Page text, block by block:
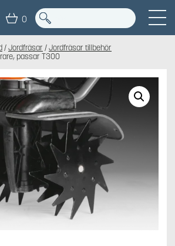
0
/Jordfräsar /Jordfräsar tillbehör
passar T300